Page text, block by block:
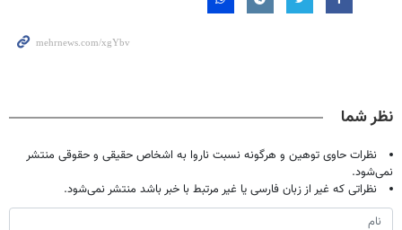
نظر شما
نظرات حاوی توهین و هرگونه نسبت ناروا به اشخاص حقیقی و حقوقی منتشر
نمی‌شود.
نظراتی که غیر از زبان فارسی یا غیر مرتبط با خبر باشد منتشر نمی‌شود.